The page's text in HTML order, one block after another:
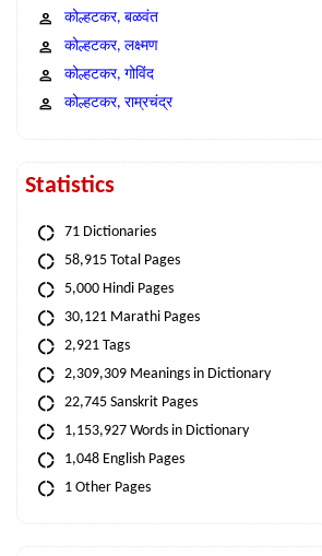
कोल्हटकर, बळवंत
कोल्हटकर, लक्ष्मण
कोल्हटकर, गोविंद
कोल्हटकर, राम्रचंद्र
Statistics
71 Dictionaries
58,915 Total Pages
5,000 Hindi Pages
30,121 Marathi Pages
2,921 Tags
2,309,309 Meanings in Dictionary
22,745 Sanskrit Pages
1,153,927 Words in Dictionary
1,048 English Pages
1 Other Pages